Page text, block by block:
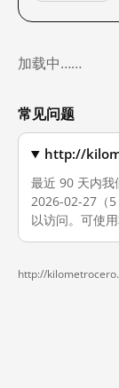
加载中……
常见问题
http://
最近 90 天内
2026-02-27（
以访问。可使
http://